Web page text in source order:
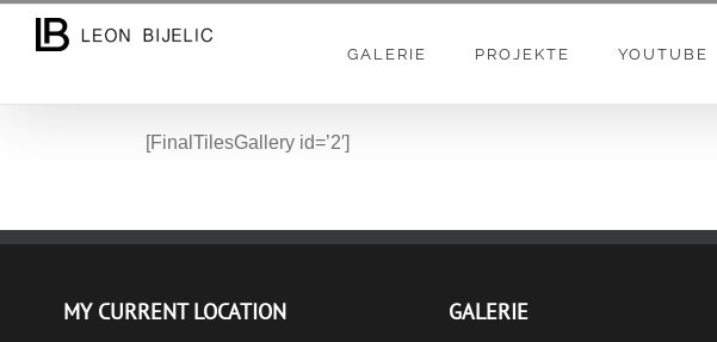
GALERIE PROJEKTE YOUTUBE
[FinalTilesGallery id=’2′]
MY CURRENT LOCATION GALERIE